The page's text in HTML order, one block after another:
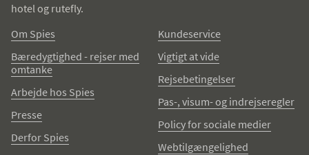
hotel og rutefly.
Om Spies
Bæredygtighed - rejser med
omtanke
Arbejde hos Spies
Presse
Derfor Spies
Kundeservice
Vigtigt at vide
Rejsebetingelser
Pas-, visum- og indrejseregler
Policy for sociale medier
Webtilgængelighed